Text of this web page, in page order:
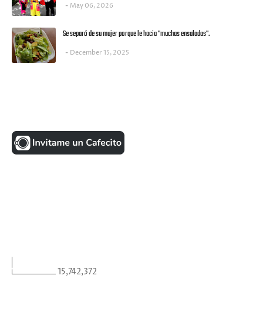
May 06, 2026
Se separó de su mujer porque le hacia "muchas ensaladas".
December 15, 2025
15,742,372